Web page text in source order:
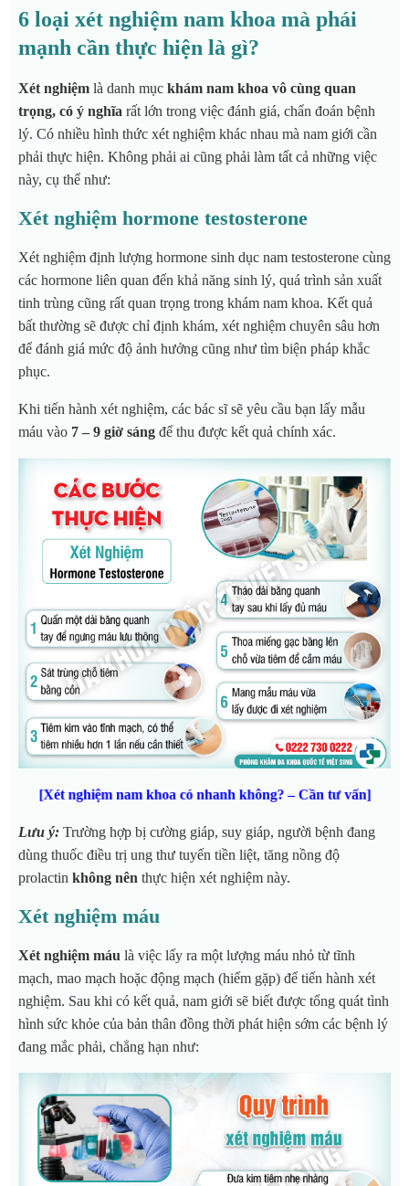
6 loại xét nghiệm nam khoa mà phái
mạnh cần thực hiện là gì?
Xét nghiệm là danh mục khám nam khoa vô cùng quan
trọng, có ý nghĩa rất lớn trong việc đánh giá, chẩn đoán bệnh
lý. Có nhiều hình thức xét nghiệm khác nhau mà nam giới cần
phải thực hiện. Không phải ai cũng phải làm tất cả những việc
này, cụ thể như:
Xét nghiệm hormone testosterone
Xét nghiệm định lượng hormone sinh dục nam testosterone cùng
các hormone liên quan đến khả năng sinh lý, quá trình sản xuất
tinh trùng cũng rất quan trọng trong khám nam khoa. Kết quả
bất thường sẽ được chỉ định khám, xét nghiệm chuyên sâu hơn
để đánh giá mức độ ảnh hưởng cũng như tìm biện pháp khắc
phục.
Khi tiến hành xét nghiệm, các bác sĩ sẽ yêu cầu bạn lấy mẫu
máu vào 7 – 9 giờ sáng để thu được kết quả chính xác.
[Xét nghiệm nam khoa có nhanh không? – Cần tư vấn]
Lưu ý: Trường hợp bị cường giáp, suy giáp, người bệnh đang
dùng thuốc điều trị ung thư tuyến tiền liệt, tăng nồng độ
prolactin không nên thực hiện xét nghiệm này.
Xét nghiệm máu
Xét nghiệm máu là việc lấy ra một lượng máu nhỏ từ tĩnh
mạch, mao mạch hoặc động mạch (hiếm gặp) để tiến hành xét
nghiệm. Sau khi có kết quả, nam giới sẽ biết được tổng quát tình
hình sức khỏe của bản thân đồng thời phát hiện sớm các bệnh lý
đang mắc phải, chẳng hạn như: